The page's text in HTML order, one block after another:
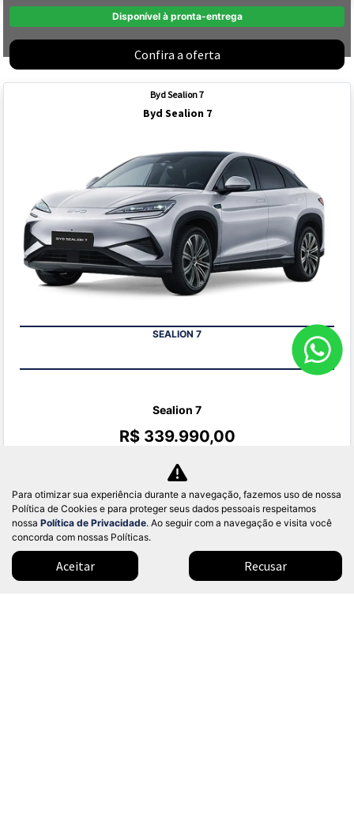
Disponível à pronta-entrega
Confira a oferta
Byd Sealion 7
Byd Sealion 7
SEALION 7
Sealion 7
R$ 339.990,00
Confira a oferta
Para otimizar sua experiência durante a navegação, fazemos uso de nossa
Política de Cookies e para proteger seus dados pessoais respeitamos
nossa Política de Privacidade. Ao seguir com a navegação e visita você
concorda com nossas Políticas.
Aceitar Recusar